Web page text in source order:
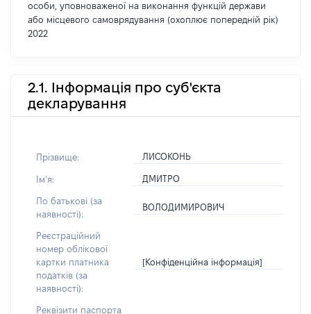
особи, уповноваженої на виконання функцій держави
або місцевого самоврядування (охоплює попередній рік)
2022
2.1. Інформація про суб'єкта
декларування
Прізвище: ЛИСОКОНЬ
Імʼя: ДМИТРО
По батькові (за
наявності):
ВОЛОДИМИРОВИЧ
Реєстраційний
номер облікової
картки платника
податків (за
наявності):
[Конфіденційна інформація]
Реквізити паспорта